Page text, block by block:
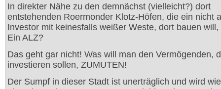
In direkter Nähe zu den demnächst (vielleicht?) dort
entstehenden Roermonder Klotz-Höfen, die ein nicht
Investor mit keinesfalls weißer Weste, dort bauen will,
Ein ALZ?
Das geht gar nicht! Was will man den Vermögenden,
investieren sollen, ZUMUTEN!
Der Sumpf in dieser Stadt ist unerträglich und wird